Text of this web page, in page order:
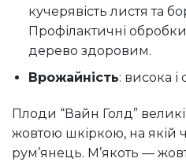
кучерявість листя та
Профілактичні
дерево здоровим.
Врожайність: висока і
Плоди “Вайн Голд”
жовтою шкіркою, на якій
рум’янець. М’якоть —